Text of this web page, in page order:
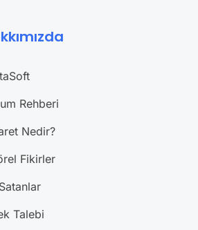
Rehberi
Nedir?
Fikirler
Talebi